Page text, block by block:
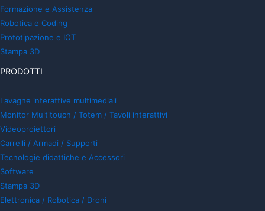
Formazione e Assistenza
Robotica e Coding
Prototipazione e IOT
Stampa 3D
PRODOTTI
Lavagne interattive multimediali
Monitor Multitouch / Totem / Tavoli interattivi
Videoproiettori
Carrelli / Armadi / Supporti
Tecnologie didattiche e Accessori
Software
Stampa 3D
Elettronica / Robotica / Droni